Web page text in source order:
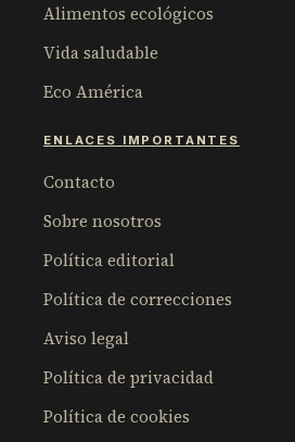
Alimentos ecológicos
Vida saludable
Eco América
ENLACES IMPORTANTES
Contacto
Sobre nosotros
Política editorial
Política de correcciones
Aviso legal
Política de privacidad
Política de cookies